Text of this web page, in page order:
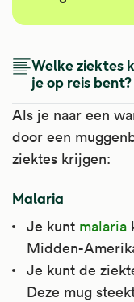
Welke ziektes
je op reis bent?
Als je naar een
door een
ziektes krijgen:
Malaria
Je kunt malaria
Midden-
Je kunt de
Deze mug